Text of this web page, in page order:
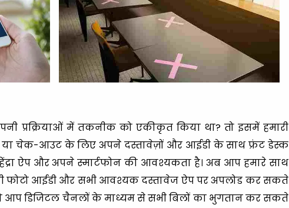
प्रक्रियाओं में तकनीक को एकीकृत किया था? तो इसमें हमारी
या चेक-आउट के लिए अपने दस्तावेज़ों और आईडी के साथ फ्रंट डेस्क
ऐप और अपने स्मार्टफोन की आवश्यकता है। अब आप हमारे साथ
फोटो आईडी और सभी आवश्यक दस्तावेज ऐप पर अपलोड कर सकते
डिजिटल चैनलों के माध्यम से सभी बिलों का भुगतान कर सकते